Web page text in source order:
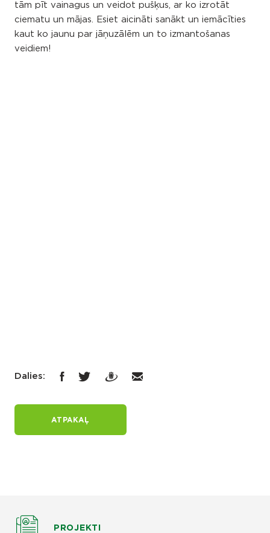
tām pīt vainagus un veidot pušķus, ar ko izrotāt
ciematu un mājas. Esiet aicināti sanākt un iemācīties
kaut ko jaunu par jāņuzālēm un to izmantošanas
veidiem!
Dalies:
ATPAKAĻ
PROJEKTI